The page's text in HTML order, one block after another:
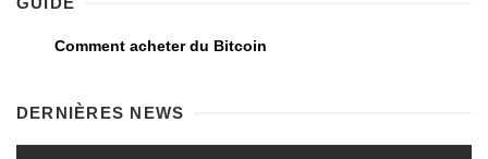
Comment acheter du Bitcoin
DERNIÈRES NEWS